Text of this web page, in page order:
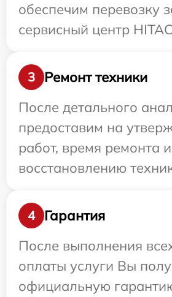
обеспечим перевозку
сервисный центр
3
Ремонт техники
После детального
предоставим на
работ, время ремонта
восстановлению
4
Гарантия
После выполнения
оплаты услуги Вы
официальную